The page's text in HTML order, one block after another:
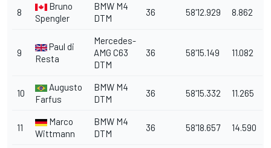
8
Bruno
Spengler
BMW M4
DTM
36 58'12.929 8.862
9
Paul di
Resta
Mercedes-
AMG C63
DTM
36 58'15.149 11.082
10
Augusto
Farfus
BMW M4
DTM
36 58'15.332 11.265
11
Marco
Wittmann
BMW M4
DTM
36 58'18.657 14.590